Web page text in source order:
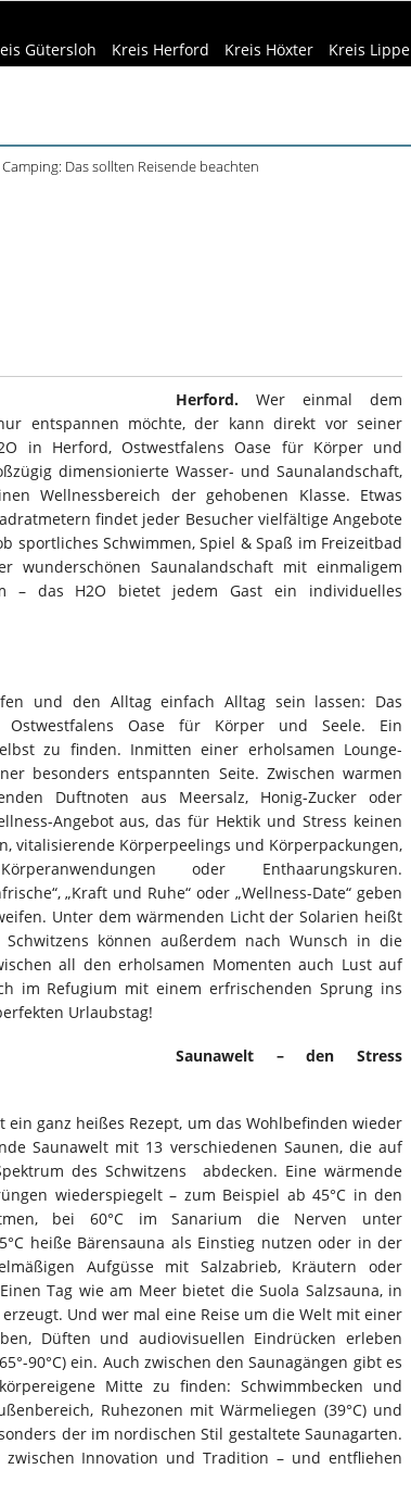
Gütersloh Kreis Herford Kreis Höxter Kreis Lippe
Das sollten Reisende beachten
Herford. Wer einmal dem
entspannen möchte, der kann direkt vor seiner
in Herford, Ostwestfalens Oase für Körper und
dimensionierte Wasser- und Saunalandschaft,
Wellnessbereich der gehobenen Klasse. Etwas
findet jeder Besucher vielfältige Angebote
sportliches Schwimmen, Spiel & Spaß im Freizeitbad
Saunalandschaft mit einmaligem
– das H2O bietet jedem Gast ein individuelles
und den Alltag einfach Alltag sein lassen: Das
Oase für Körper und Seele. Ein
zu finden. Inmitten einer erholsamen Lounge-
besonders entspannten Seite. Zwischen warmen
Duftnoten aus Meersalz, Honig-Zucker oder
Angebot aus, das für Hektik und Stress keinen
vitalisierende Körperpeelings und Körperpackungen,
oder Enthaarungskuren.
„Kraft und Ruhe“ oder „Wellness-Date“ geben
Unter dem wärmenden Licht der Solarien heißt
Schwitzens können außerdem nach Wunsch in die
all den erholsamen Momenten auch Lust auf
im Refugium mit einem erfrischenden Sprung ins
Urlaubstag!
Saunawelt – den Stress
ein ganz heißes Rezept, um das Wohlbefinden wieder
Saunawelt mit 13 verschiedenen Saunen, die auf
des Schwitzens abdecken. Eine wärmende
wiederspiegelt – zum Beispiel ab 45°C in den
bei 60°C im Sanarium die Nerven unter
heiße Bärensauna als Einstieg nutzen oder in der
Aufgüsse mit Salzabrieb, Kräutern oder
Tag wie am Meer bietet die Suola Salzsauna, in
Und wer mal eine Reise um die Welt mit einer
Düften und audiovisuellen Eindrücken erleben
90°C) ein. Auch zwischen den Saunagängen gibt es
Mitte zu finden: Schwimmbecken und
Ruhezonen mit Wärmeliegen (39°C) und
der im nordischen Stil gestaltete Saunagarten.
Innovation und Tradition – und entfliehen